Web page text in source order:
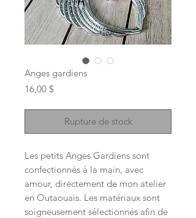
Anges gardiens
16,00 $
Rupture de stock
Les petits Anges Gardiens sont
confectionnés à la main, avec
amour, directement de mon atelier
en Outaouais. Les matériaux sont
soigneusement sélectionnés afin de